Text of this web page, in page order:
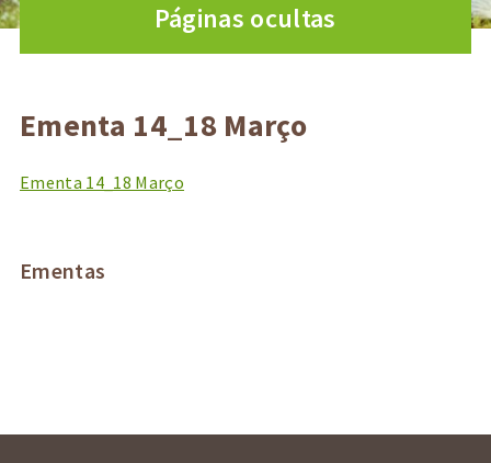
Páginas ocultas
Ementas
Ementa 14_18 Março
Ementa 14_18 Março